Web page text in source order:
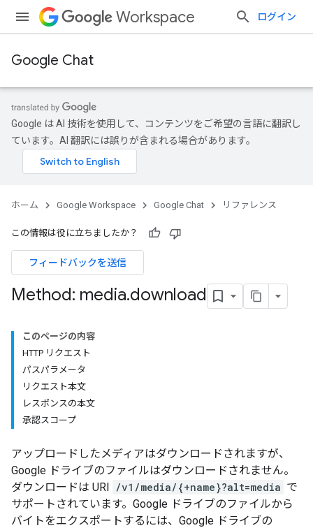
Workspace ログイン
Google Chat
Google は AI 技術を使用して、コンテンツをご希望の言語に翻訳し
ています。AI 翻訳には誤りが含まれる場合があります。
ホーム Google Workspace Google Chat リファレンス
この情報は役に立ちましたか？
フィードバックを送信
Method: media.download
このページの内容
HTTP リクエスト
パスパラメータ
リクエスト本文
レスポンスの本文
承認スコープ
アップロードしたメディアはダウンロードされますが、
Google ドライブのファイルはダウンロードされません。
ダウンロードは URI /v1/media/{+name}?alt=media で
サポートされています。Google ドライブのファイルから
バイトをエクスポートするには、Google ドライブの